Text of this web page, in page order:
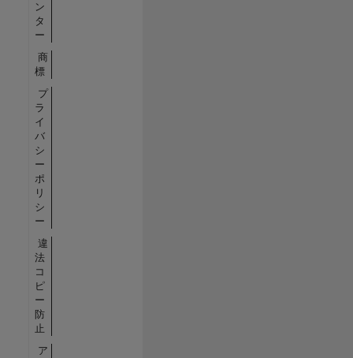
ン
タ
ー
商
標
プ
ラ
イ
バ
シ
ー
ポ
リ
シ
ー
違
法
コ
ピ
ー
防
止
ア